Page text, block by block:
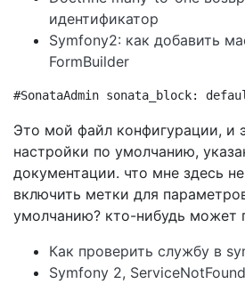
идентификатор
Symfony2: как добавить
FormBuilder
#SonataAdmin sonata_block:
Это мой файл конфигурации, и
настройки по умолчанию,
документации. что мне здесь
включить метки для
умолчанию? кто-нибудь может
Как проверить службу в
Symfony 2,